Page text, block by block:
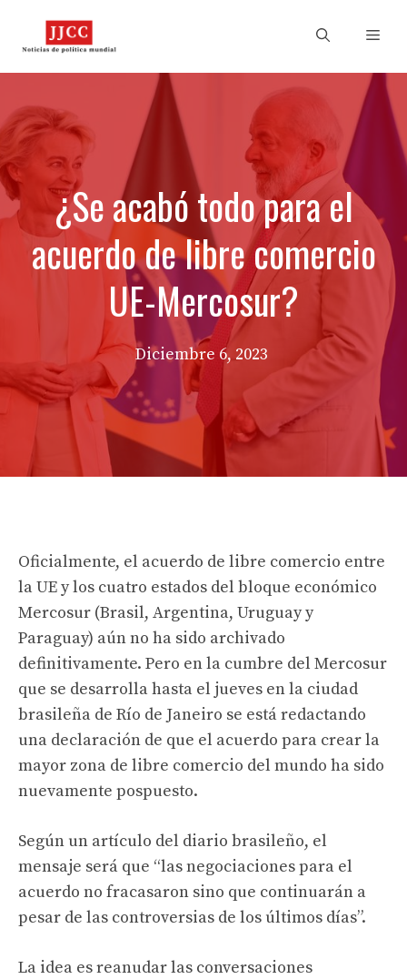
¿Se acabó todo para el
acuerdo de libre comercio
UE-Mercosur?
Diciembre 6, 2023
Oficialmente, el acuerdo de libre comercio entre
la UE y los cuatro estados del bloque económico
Mercosur (Brasil, Argentina, Uruguay y
Paraguay) aún no ha sido archivado
definitivamente. Pero en la cumbre del Mercosur
que se desarrolla hasta el jueves en la ciudad
brasileña de Río de Janeiro se está redactando
una declaración de que el acuerdo para crear la
mayor zona de libre comercio del mundo ha sido
nuevamente pospuesto.
Según un artículo del diario brasileño, el
mensaje será que “las negociaciones para el
acuerdo no fracasaron sino que continuarán a
pesar de las controversias de los últimos días”.
La idea es reanudar las conversaciones